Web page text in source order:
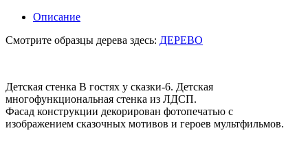
Описание
Смотрите образцы дерева здесь: ДЕРЕВО
Детская стенка В гостях у сказки-6. Детская
многофункциональная стенка из ЛДСП.
Фасад конструкции декорирован фотопечатью с
изображением сказочных мотивов и героев мультфильмов.